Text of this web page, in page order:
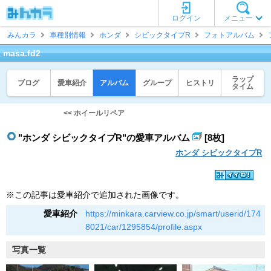
メニュー
ログイン
みんカラ
車種別情報 ホンダ シビックタイプR フォトアルバム
masa.fd2
ブログ 愛車紹介 アルバム グループ ヒストリ
ラップ
タイム
<< ホイールリペア
"ホンダ シビックタイプR"の愛車アルバム [8枚]
ホンダ シビックタイプR
※この記事は愛車紹介で追加された画像です。
愛車紹介
https://minkara.carview.co.jp/smart/userid/174
8021/car/1295854/profile.aspx
写真一覧